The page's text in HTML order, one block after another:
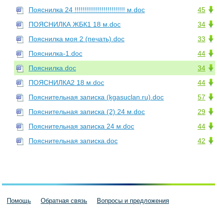
45
Пояснилка 24 !!!!!!!!!!!!!!!!!!!!!!!!!! м.doc
34
ПОЯСНИЛКА ЖБК1 18 м.doc
33
Пояснилка моя 2 (печать).doc
44
Пояснилка-1.doc
34
Пояснилка.doc
44
ПОЯСНИЛКА2 18 м.doc
57
Пояснительная записка (kgasuclan.ru).doc
29
Пояснительная записка (2) 24 м.doc
44
Пояснительная записка 24 м.doc
42
Пояснительная записка.doc
Помощь Обратная связь Вопросы и предложения